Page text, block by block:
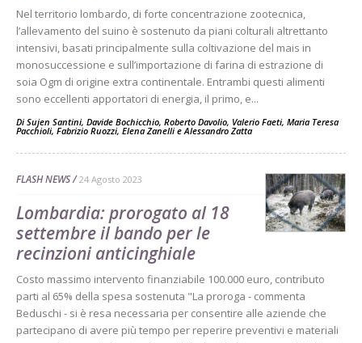
Nel territorio lombardo, di forte concentrazione zootecnica,
l’allevamento del suino è sostenuto da piani colturali altrettanto
intensivi, basati principalmente sulla coltivazione del mais in
monosuccessione e sull’importazione di farina di estrazione di
soia Ogm di origine extra continentale. Entrambi questi alimenti
sono eccellenti apportatori di energia, il primo, e...
Di Sujen Santini, Davide Bochicchio, Roberto Davolio, Valerio Faeti, Maria Teresa
Pacchioli, Fabrizio Ruozzi, Elena Zanelli eAlessandro Zatta
FLASH NEWS 24 Agosto 2023
Lombardia: prorogato al 18
settembre il bando per le
recinzioni anticinghiale
Costo massimo intervento finanziabile 100.000 euro, contributo
parti al 65% della spesa sostenuta "La proroga - commenta
Beduschi - si è resa necessaria per consentire alle aziende che
partecipano di avere più tempo per reperire preventivi e materiali